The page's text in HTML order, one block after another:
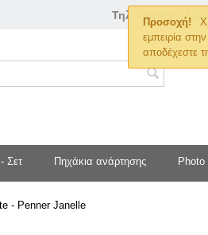
Προσοχή!
εμπειρία
αποδέχεστε
Τηλ. Παραγγελιών
Σετ Πηχάκια ανάρτησης
- Penner Janelle